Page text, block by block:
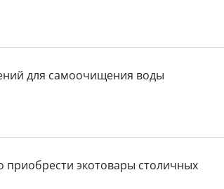
для самоочищения воды
экотовары столичных